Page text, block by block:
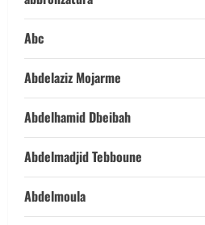
Abc
Abdelaziz Mojarme
Abdelhamid Dbeibah
Abdelmadjid Tebboune
Abdelmoula